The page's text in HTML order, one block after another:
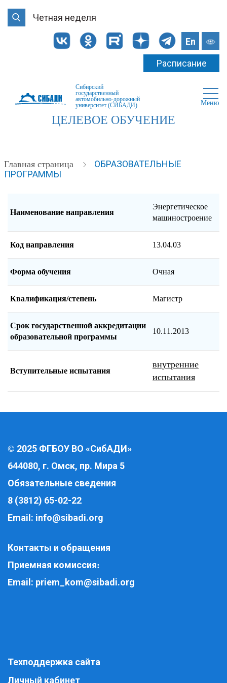
Четная неделя
En
Расписание
Сибирский
государственный
автомобильно-дорожный
университет (СИБАДИ)
Меню
ЦЕЛЕВОЕ ОБУЧЕНИЕ
Главная страница
ОБРАЗОВАТЕЛЬНЫЕ
ПРОГРАММЫ
Наименование направления
Энергетическое
машиностроение
Код направления 13.04.03
Форма обучения Очная
Квалификация/степень Магистр
Срок государственной аккредитации
образовательной программы
10.11.2013
Вступительные испытания
внутренние
испытания
© 2025 ФГБОУ ВО «СибАДИ»
644080, г. Омск, пр. Мира 5
Обязательные сведения
8 (3812) 65-02-22
Email: info@sibadi.org
Контакты и обращения
Приемная комиссия:
Email: priem_kom@sibadi.org
Техподдержка сайта
Личный кабинет